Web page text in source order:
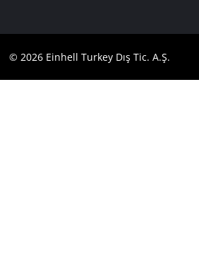
Uyumluluk
YouТube
© 2026 Einhell Turkey Dış Tic. A.Ş.